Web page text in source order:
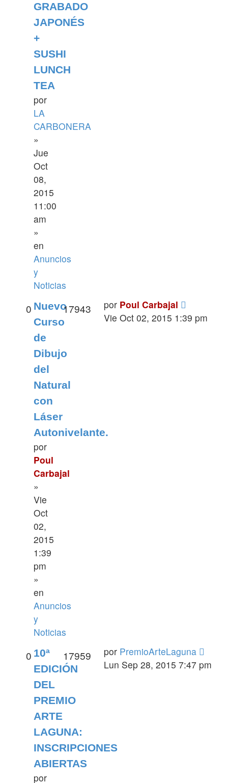
GRABADO
JAPONÉS
+
SUSHI
LUNCH
TEA
por
LA
CARBONERA
»
Jue
Oct
08,
2015
11:00
am
»
en
Anuncios
y
Noticias
Nuevo
Curso
de
Dibujo
del
Natural
con
Láser
Autonivelante.
por
Poul
Carbajal
»
Vie
Oct
02,
2015
1:39
pm
»
en
Anuncios
y
Noticias
0 17943 por Poul Carbajal
Vie Oct 02, 2015 1:39 pm
10ª
EDICIÓN
DEL
PREMIO
ARTE
LAGUNA:
INSCRIPCIONES
ABIERTAS
por
0 17959 por PremioArteLaguna
Lun Sep 28, 2015 7:47 pm